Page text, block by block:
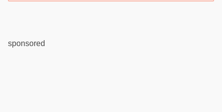
sponsored